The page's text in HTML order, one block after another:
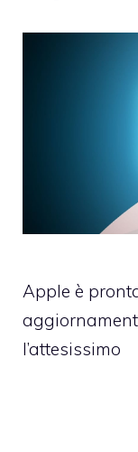
Apple è
l’attesissimo